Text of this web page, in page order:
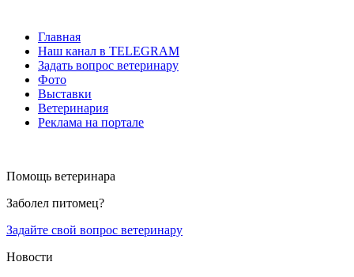
Главная
Наш канал в TELEGRAM
Задать вопрос ветеринару
Фото
Выставки
Ветеринария
Реклама на портале
Помощь ветеринара
Заболел питомец?
Задайте свой вопрос ветеринару
Новости